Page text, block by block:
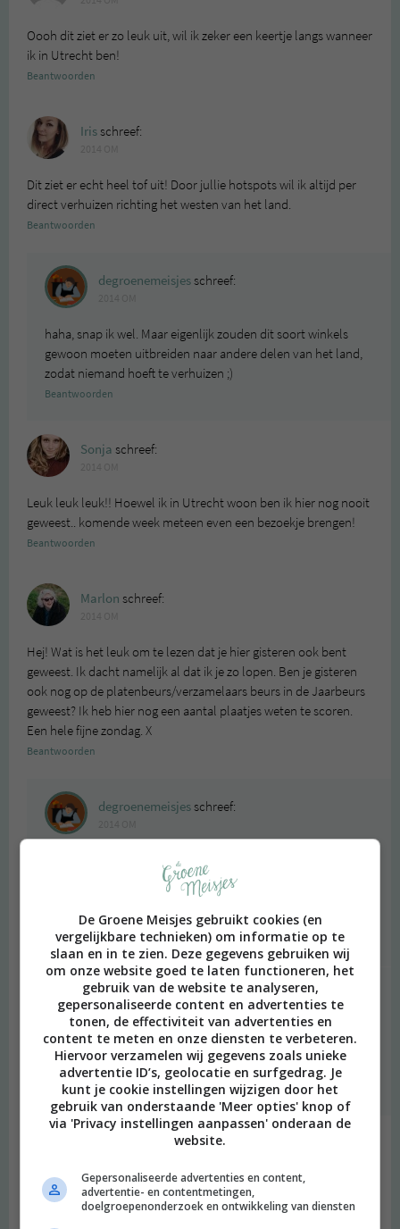
Oooh dit ziet er zo leuk uit, wil ik zeker een keertje langs wanneer
ik in Utrecht ben!
Beantwoorden
Irisschreef:
Dit ziet er echt heel tof uit! Door jullie hotspots wil ik altijd per
direct verhuizen richting het westen van het land.
Beantwoorden
degroenemeisjesschreef:
haha, snap ik wel. Maar eigenlijk zouden dit soort winkels
gewoon moeten uitbreiden naar andere delen van het land,
zodat niemand hoeft te verhuizen ;)
Beantwoorden
Sonja schreef:
Leuk leuk leuk!! Hoewel ik in Utrecht woon ben ik hier nog nooit
geweest.. komende week meteen even een bezoekje brengen!
Beantwoorden
Marlon schreef:
Hej! Wat is het leuk om te lezen dat je hier gisteren ook bent
geweest. Ik dacht namelijk al dat ik je zo lopen. Ben je gisteren
ook nog op de platenbeurs/verzamelaars beurs in de Jaarbeurs
geweest? Ik heb hier nog een aantal plaatjes weten te scoren.
Een hele fijne zondag. X
Beantwoorden
degroenemeisjesschreef:
oh wat grappig! Ja, ik was er gisteren en ik was inderdaad ook
op de beurs in de Jaarbeurs! Tof vintage dagje was het, ik hou
ervan! Ik heb ook leuke dingen gescoord, maar geen platen.
Fijne zondag ook voor jou!
Beantwoorden
Marlon schreef:
2014 OM
Ah tof! Zag inderdaad net op Facebook dat je een aantal
leuke dingen had gevonden. Dank :)
Beantwoorden
Woah dat ziet er echt tof uit zeg!
De Groene Meisjes gebruikt cookies (en
vergelijkbare technieken) om informatie op te
slaan en in te zien. Deze gegevens gebruiken wij
om onze website goed te laten functioneren, het
gebruik van de website te analyseren,
gepersonaliseerde content en advertenties te
tonen, de effectiviteit van advertenties en
content te meten en onze diensten te verbeteren.
Hiervoor verzamelen wij gegevens zoals unieke
advertentie ID’s, geolocatie en surfgedrag. Je
kunt je cookie instellingen wijzigen door het
gebruik van onderstaande 'Meer opties' knop of
via 'Privacy instellingen aanpassen' onderaan de
website.
Gepersonaliseerde advertenties en content,
advertentie- en contentmetingen,
doelgroepenonderzoek en ontwikkeling van diensten